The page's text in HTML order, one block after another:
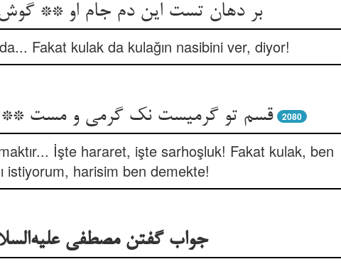
بر دهان تست این دم جام او **
Fakat kulak da kulağın nasibini ver, diyor!
قسم تو گرمیست نک گرمی و مست 2080
İşte hararet, işte sarhoşluk! Fakat kulak, ben
istiyorum, harisim ben demekte!
جواب گفتن مصطفی